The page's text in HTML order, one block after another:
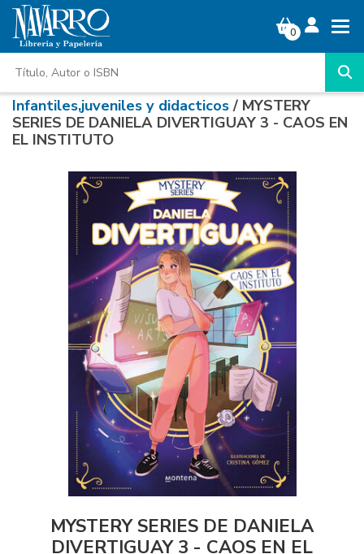
0
Infantiles,juveniles y didacticos/ MYSTERY
SERIES DE DANIELA DIVERTIGUAY 3 - CAOS EN
EL INSTITUTO
MYSTERY SERIES DE DANIELA
DIVERTIGUAY 3 - CAOS EN EL